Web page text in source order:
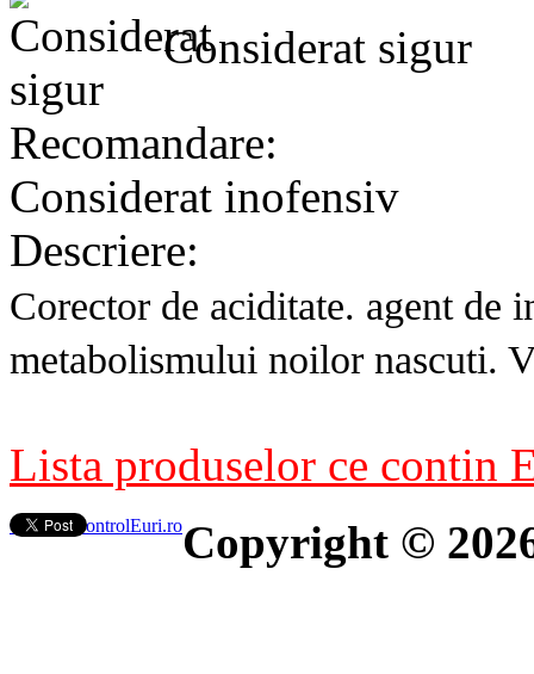
Considerat sigur
Recomandare:
Considerat inofensiv
Descriere:
Corector de aciditate. agent de
metabolismului noilor nascuti.
Lista produselor ce contin
Contact ControlEuri.roCopyright ©